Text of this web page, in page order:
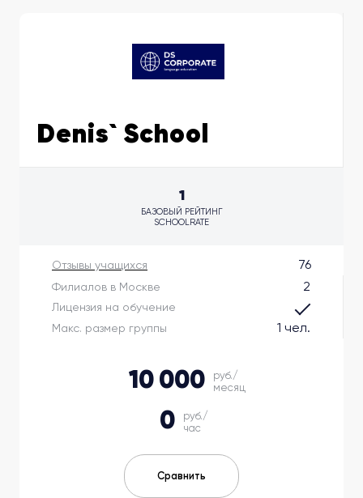
Denis` School
Отзывы учащихся 76
Филиалов в Москве 2
Макс. размер группы 1 чел.
Лицензия на обучение
1
БАЗОВЫЙ РЕЙТИНГ
SCHOOLRATE
10 000
руб./
месяц
0
руб./
час
Сравнить